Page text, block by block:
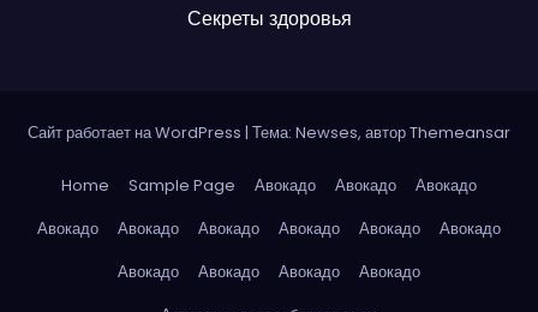
Секреты здоровья
Сайт работает на WordPress | Тема: Newses, авторThemeansar
Home Sample Page Авокадо Авокадо
Авокадо
Авокадо
Авокадо Авокадо Авокадо Авокадо
Авокадо
Авокадо
Авокадо Авокадо
Авокадо